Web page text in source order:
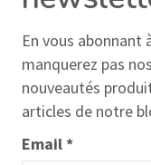
En vous abonnant
manquerez pas
nouveautés
articles de notre
Email *